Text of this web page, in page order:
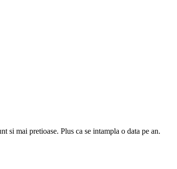
si mai pretioase. Plus ca se intampla o data pe an.